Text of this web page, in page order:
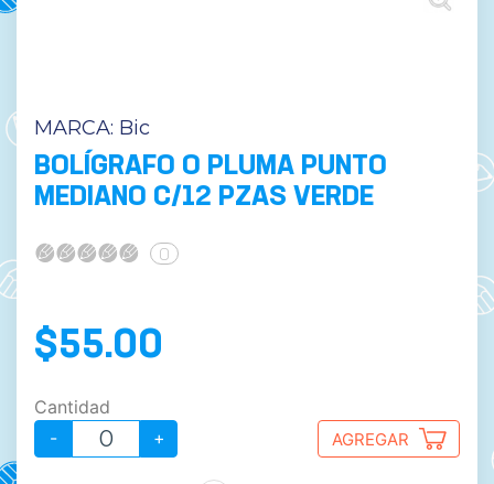
MARCA: Bic
BOLÍGRAFO O PLUMA PUNTO
MEDIANO C/12 PZAS VERDE
0
$55.00
Cantidad
-
+ AGREGAR